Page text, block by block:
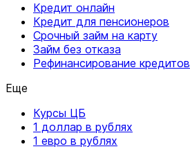
Кредит онлайн
Кредит для пенсионеров
Срочный займ на карту
Займ без отказа
Рефинансирование кредитов
Еще
Курсы ЦБ
1 доллар в рублях
1 евро в рублях